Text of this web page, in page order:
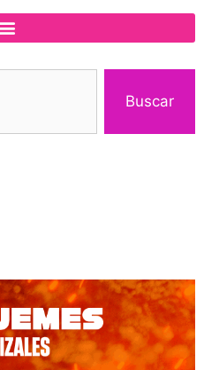
Buscar